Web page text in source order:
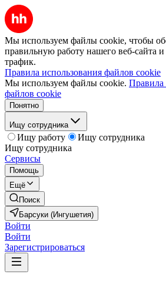
Мы используем файлы cookie, чтобы
правильную работу нашего веб-сайта и
трафик.
Правила использования файлов cookie
Мы используем файлы cookie. Правила
файлов cookie
Понятно
Ищу сотрудника
Ищу работу
Ищу сотрудника
Ищу сотрудника
Сервисы
Помощь
Ещё
Поиск
Барсуки (Ингушетия)
Войти
Войти
Зарегистрироваться